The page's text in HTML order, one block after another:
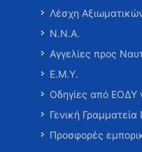
Λέσχη
Ν.Ν.Α.
Αγγελίες προς
Ε.Μ.Υ.
Οδηγίες από ΕΟΔΥ
Γενική
Προσφορές